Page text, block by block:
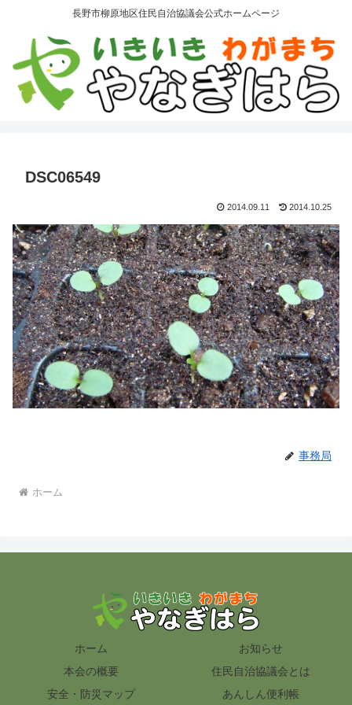
長野市柳原地区住民自治協議会公式ホームページ
DSC06549
2014.09.11 2014.10.25
事務局
ホーム
ホーム
お知らせ
本会の概要
住民自治協議会とは
安全・防災マップ
あんしん便利帳